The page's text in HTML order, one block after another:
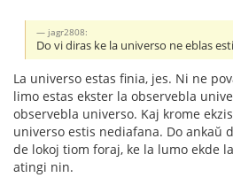
jagr2808:
Do vi diras ke la universo ne eblas
La universo estas finia, jes. Ni ne
limo estas ekster la observebla
observebla universo. Kaj krome
universo estis nediafana. Do ankaŭ
de lokoj tiom foraj, ke la lumo ekde
atingi nin.